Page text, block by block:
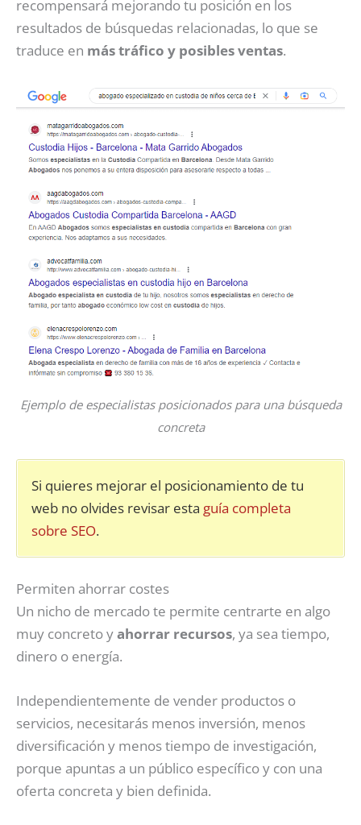
recompensará mejorando tu posición en los
resultados de búsquedas relacionadas, lo que se
traduce en más tráfico y posibles ventas.
Ejemplo de especialistas posicionados para una búsqueda
concreta
Si quieres mejorar el posicionamiento de tu
web no olvides revisar esta guía completa
sobre SEO.
Permiten ahorrar costes
Un nicho de mercado te permite centrarte en algo
muy concreto yahorrar recursos, ya sea tiempo,
dinero o energía.
Independientemente de vender productos o
servicios, necesitarás menos inversión, menos
diversificación y menos tiempo de investigación,
porque apuntas a un público específico y con una
oferta concreta y bien definida.